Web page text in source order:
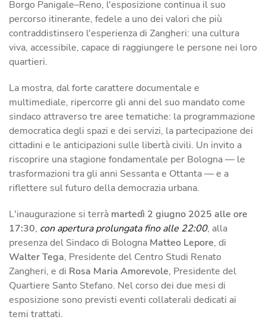
Borgo Panigale–Reno, l'esposizione continua il suo
percorso itinerante, fedele a uno dei valori che più
contraddistinsero l'esperienza di Zangheri: una cultura
viva, accessibile, capace di raggiungere le persone nei loro
quartieri.
La mostra, dal forte carattere documentale e
multimediale, ripercorre gli anni del suo mandato come
sindaco attraverso tre aree tematiche: la programmazione
democratica degli spazi e dei servizi, la partecipazione dei
cittadini e le anticipazioni sulle libertà civili. Un invito a
riscoprire una stagione fondamentale per Bologna — le
trasformazioni tra gli anni Sessanta e Ottanta — e a
riflettere sul futuro della democrazia urbana.
L'inaugurazione si terrà martedì 2 giugno 2025 alle ore
17:30, con apertura prolungata fino alle 22:00, alla
presenza del Sindaco di Bologna Matteo Lepore, di
Walter Tega, Presidente del Centro Studi Renato
Zangheri, e di Rosa Maria Amorevole, Presidente del
Quartiere Santo Stefano. Nel corso dei due mesi di
esposizione sono previsti eventi collaterali dedicati ai
temi trattati.